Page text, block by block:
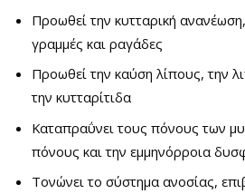
Προωθεί την κυτταρική ανανέωση,
γραμμές και ραγάδες
Προωθεί την καύση λίπους, την
την κυτταρίτιδα
Καταπραΰνει τους πόνους των
πόνους και την εμμηνόρροια
Τονώνει το σύστημα ανοσίας,